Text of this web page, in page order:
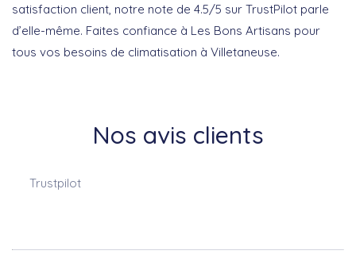
satisfaction client, notre note de 4.5/5 sur TrustPilot parle
d’elle-même. Faites confiance à Les Bons Artisans pour
tous vos besoins de climatisation à Villetaneuse.
Nos avis clients
Trustpilot